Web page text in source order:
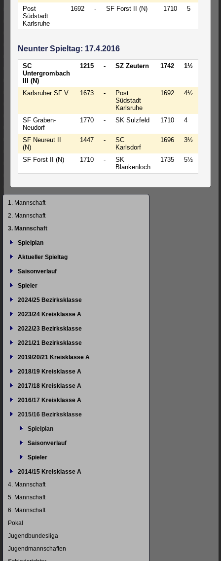
Post
Südstadt
Karlsruhe
1692 - SF Forst II (N) 1710 5
Neunter Spieltag: 17.4.2016
SC
Untergrombach
III (N)
1215 - SZ Zeutern 1742 1½
Karlsruher SF V 1673 -
Post
Südstadt
Karlsruhe
1692 4½
SF Graben-
Neudorf
1770 - SK Sulzfeld 1710 4
SF Neureut II
(N)
1447 -
SC
Karlsdorf
1696 3½
SF Forst II (N) 1710 -
SK
Blankenloch
1735 5½
Navigation
1. Mannschaft
2. Mannschaft
3. Mannschaft
Spielplan
Aktueller Spieltag
Saisonverlauf
Spieler
2024/25 Bezirksklasse
2023/24 Kreisklasse A
2022/23 Bezirksklasse
2021/21 Bezirksklasse
2019/20/21 Kreisklasse A
2018/19 Kreisklasse A
2017/18 Kreisklasse A
2016/17 Kreisklasse A
2015/16 Bezirksklasse
Spielplan
Saisonverlauf
Spieler
2014/15 Kreisklasse A
4. Mannschaft
5. Mannschaft
6. Mannschaft
Pokal
Jugendbundesliga
Jugendmannschaften